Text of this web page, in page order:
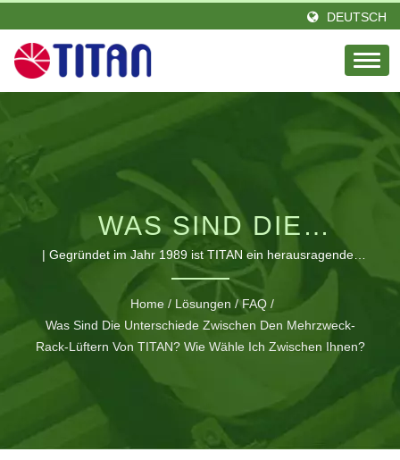
DEUTSCH
WAS SIND DIE
UNTERSCHIEDE
ZWISCHEN DEN
MEHRZWECK-RACK-
LÜFTERN VON TITAN?
WIE WÄHLE ICH
ZWISCHEN IHNEN? |
| Gegründet im Jahr 1989 ist TITAN ein herausragender
Marktführer im Bereich der Wärmetechnik mit einer
Leidenschaft und einem Elite-Team von Ingenieuren. Mit
Sitz in Taiwan und einer Niederlassung in Deutschland
gegründet. TITAN hat eine große Anzahl von
Vertriebspartnern in verschiedenen Regionen weltweit.
Unsere Produkte sind weltweit bekannt und genießen einen
Anforderungen gerecht zu werden, und eine
Home / Lösungen / FAQ /
Was Sind Die Unterschiede Zwischen Den Mehrzweck-
Rack-Lüftern Von TITAN? Wie Wähle Ich Zwischen Ihnen?